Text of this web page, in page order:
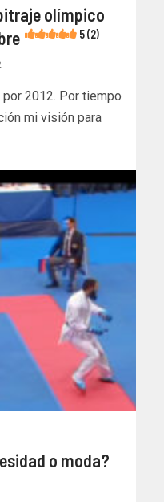
olímpico
5 (2)
por 2012. Por tiempo
mi visión para
o moda?